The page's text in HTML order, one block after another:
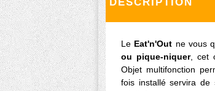
Le Eat'n'Out ne vous
ou pique-niquer, cet
Objet multifonction
fois installé servira de